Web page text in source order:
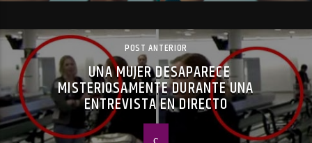
POST ANTERIOR
UNA MUJER DESAPARECE
MISTERIOSAMENTE DURANTE UNA
ENTREVISTA EN DIRECTO